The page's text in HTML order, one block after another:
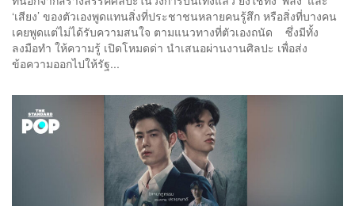
‘เสียง’ ของตัวเองพูดแทนสิ่งที่ประชาชนหลายคนรู้สึก หรือสิ่งที่บางคน
เคยพูดแต่ไม่ได้รับความสนใจ ตามแนวทางที่ตัวเองถนัด ซึ่งมีทั้ง
ลงมือทำ ให้ความรู้ เปิดโหมดด่า นำเสนอผ่านงานศิลปะ เพื่อส่ง
ข้อความออกไปให้รัฐ...